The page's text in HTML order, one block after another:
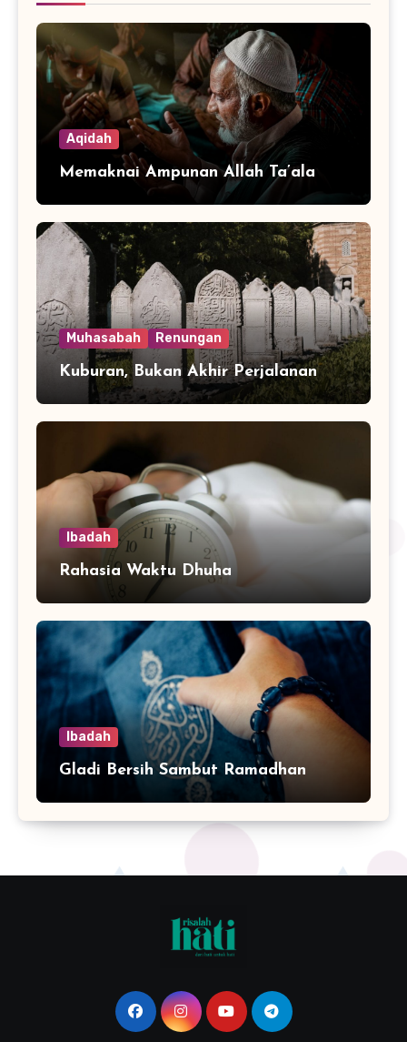
Aqidah
Memaknai Ampunan Allah Ta’ala
Muhasabah Renungan
Kuburan, Bukan Akhir Perjalanan
Ibadah
Rahasia Waktu Dhuha
Ibadah
Gladi Bersih Sambut Ramadhan